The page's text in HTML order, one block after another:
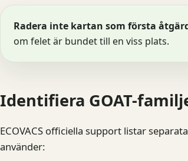
Radera inte kartan som första
om felet är bundet till en viss plats.
Identifiera GOAT-
ECOVACS officiella support listar
använder: